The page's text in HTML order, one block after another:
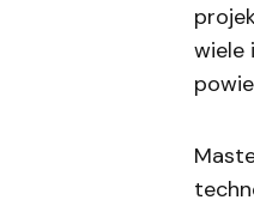
wiele